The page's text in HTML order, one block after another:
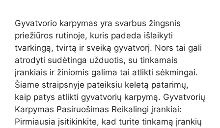
Gyvatvorio karpymas yra svarbus žingsnis
priežiūros rutinoje, kuris padeda išlaikyti
tvarkingą, tvirtą ir sveiką gyvatvorį. Nors tai gali
atrodyti sudėtinga užduotis, su tinkamais
įrankiais ir žiniomis galima tai atlikti sėkmingai.
Šiame straipsnyje pateiksiu keletą patarimų,
kaip patys atlikti gyvatvorių karpymą. Gyvatvorių
Karpymas Pasiruošimas Reikalingi įrankiai:
Pirmiausia įsitikinkite, kad turite tinkamą įrankių